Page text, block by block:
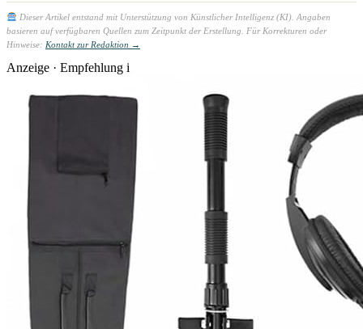
Dieser Artikel entstand mit Unterstützung von Künstlicher Intelligenz (KI). Angaben
basieren auf verfügbaren Quellen zum Zeitpunkt der Erstellung. Für Korrekturen oder
Hinweise: Kontakt zur Redaktion →
Anzeige · Empfehlung i